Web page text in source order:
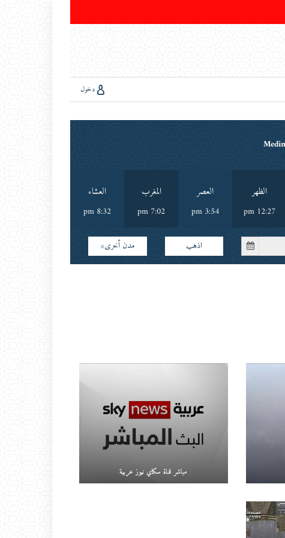
دخول
الظهر
12:27 pm
العصر
3:54 pm
المغرب
7:02 pm
العشاء
8:32 pm
اذهب مدن أخرى»
مباشر قناة سكاي نيوز عربية